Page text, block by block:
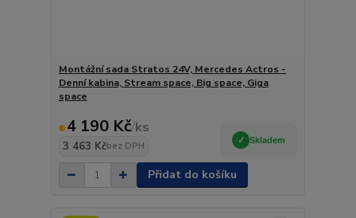
Montážní sada Stratos 24V, Mercedes Actros -
Denní kabina, Stream space, Big space, Giga
space
4 190 Kč/ks
3 463 Kčbez DPH
Skladem
Přidat do košíku